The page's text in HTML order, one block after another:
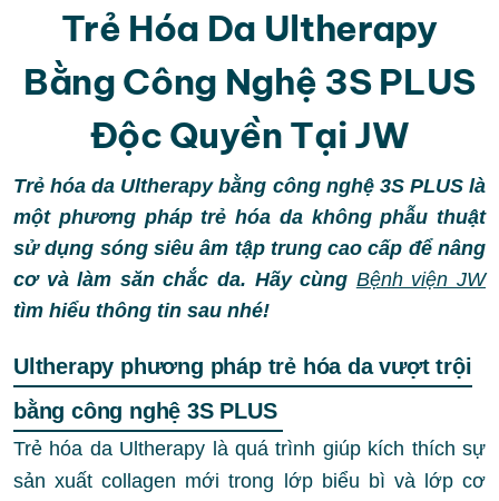
Trẻ Hóa Da Ultherapy
Bằng Công Nghệ 3S PLUS
Độc Quyền Tại JW
Trẻ hóa da Ultherapy bằng công nghệ 3S PLUS là
một phương pháp trẻ hóa da không phẫu thuật
sử dụng sóng siêu âm tập trung cao cấp để nâng
cơ và làm săn chắc da. Hãy cùng Bệnh viện JW
tìm hiểu thông tin sau nhé!
Ultherapy phương pháp trẻ hóa da vượt trội
bằng công nghệ 3S PLUS
Trẻ hóa da Ultherapy là quá trình giúp kích thích sự
sản xuất collagen mới trong lớp biểu bì và lớp cơ